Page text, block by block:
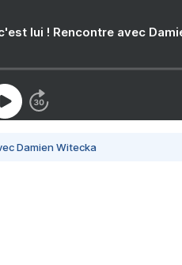
lui ! Rencontre avec
Damien Witecka